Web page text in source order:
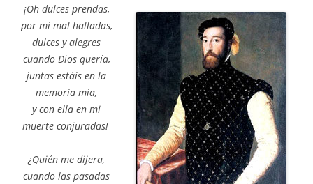
¡Oh dulces prendas,
por mi mal halladas,
dulces y alegres
cuando Dios quería,
juntas estáis en la
memoria mía,
y con ella en mi
muerte conjuradas!
¿Quién me dijera,
cuando las pasadas